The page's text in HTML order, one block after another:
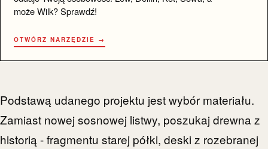
może Wilk? Sprawdź!
OTWÓRZ NARZĘDZIE →
Podstawą udanego projektu jest wybór materiału.
Zamiast nowej sosnowej listwy, poszukaj drewna z
historią - fragmentu starej półki, deski z rozebranej